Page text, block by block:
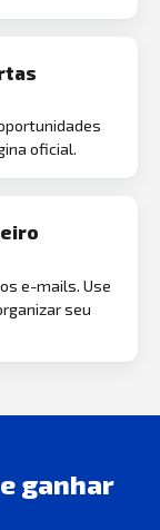
oficial.
e-mails. Use
seu
ganhar